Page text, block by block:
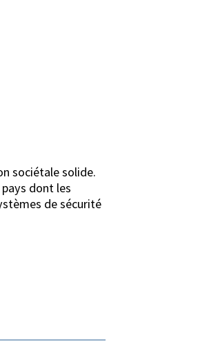
sociétale solide.
dont les
de sécurité